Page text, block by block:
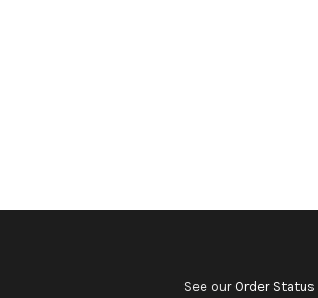
See our Order Status